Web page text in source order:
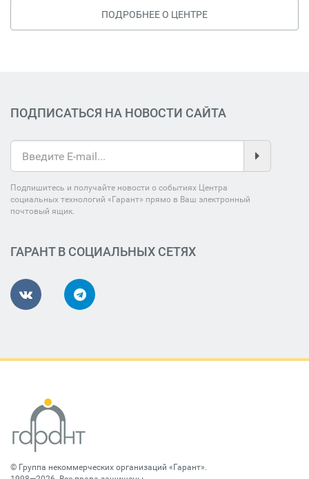
ПОДРОБНЕЕ О ЦЕНТРЕ
ПОДПИСАТЬСЯ НА НОВОСТИ САЙТА
Подпишитесь и получайте новости о событиях Центра
социальных технологий «Гарант» прямо в Ваш электронный
почтовый ящик.
ГАРАНТ В СОЦИАЛЬНЫХ СЕТЯХ
© Группа некоммерческих организаций «Гарант».